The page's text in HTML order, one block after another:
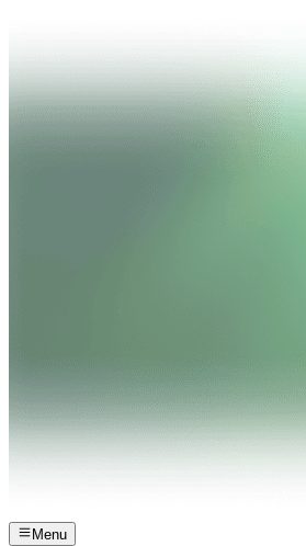
Menu